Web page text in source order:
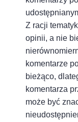
Z racji
opinii, a nie
komentarze
bieżąco,
komentarza
może być